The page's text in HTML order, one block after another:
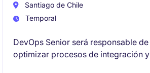
Santiago de Chile
Temporal
DevOps Senior será responsable
optimizar procesos de integración